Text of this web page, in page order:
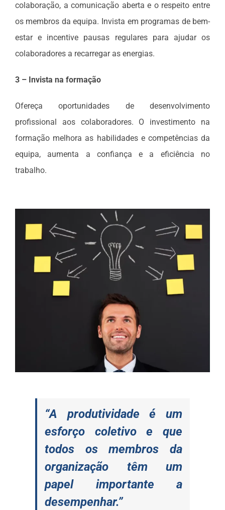
colaboração, a comunicação aberta e o respeito entre
os membros da equipa. Invista em programas de bem-
estar e incentive pausas regulares para ajudar os
colaboradores a recarregar as energias.
3 – Invista na formação
Ofereça oportunidades de desenvolvimento
profissional aos colaboradores. O investimento na
formação melhora as habilidades e competências da
equipa, aumenta a confiança e a eficiência no
trabalho.
“A produtividade é um
esforço coletivo e que
todos os membros da
organização têm um
papel importante a
desempenhar.”